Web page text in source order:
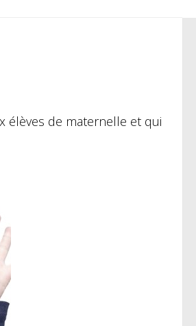
élèves de maternelle et qui